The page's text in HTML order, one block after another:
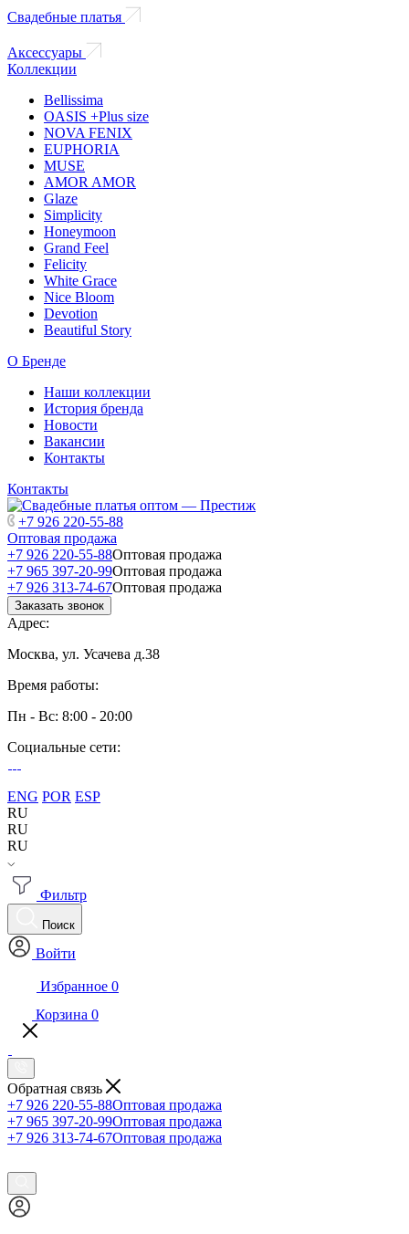
Свадебные платья
Аксессуары
Коллекции
Bellissima
OASIS +Plus size
NOVA FENIX
EUPHORIA
MUSE
AMOR AMOR
Glaze
Simplicity
Honeymoon
Grand Feel
Felicity
White Grace
Nice Bloom
Devotion
Beautiful Story
О Бренде
Наши коллекции
История бренда
Новости
Вакансии
Контакты
Контакты
+7 926 220-55-88
Оптовая продажа
+7 926 220-55-88Оптовая продажа
+7 965 397-20-99Оптовая продажа
+7 926 313-74-67Оптовая продажа
Заказать звонок
Адрес:
Москва, ул. Усачева д.38
Время работы:
Пн - Вс: 8:00 - 20:00
Социальные сети:
ENG POR ESP
RU
RU
RU
Фильтр
Поиск
Войти
Избранное 0
Корзина 0
Обратная связь
+7 926 220-55-88Оптовая продажа
+7 965 397-20-99Оптовая продажа
+7 926 313-74-67Оптовая продажа